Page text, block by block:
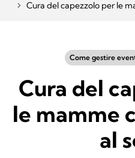
Cura del capezzolo per le
Come gestire
Cura del
le mamme
al